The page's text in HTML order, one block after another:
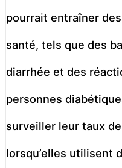
pourrait entraîner
santé, tels que des
diarrhée et des
personnes
surveiller leur taux
lorsqu’elles utilisent